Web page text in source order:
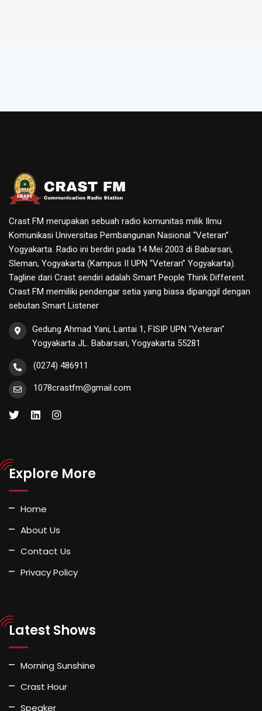
Crast FM merupakan sebuah radio komunitas milik Ilmu
Komunikasi Universitas Pembangunan Nasional “Veteran”
Yogyakarta. Radio ini berdiri pada 14 Mei 2003 di Babarsari,
Sleman, Yogyakarta (Kampus II UPN “Veteran” Yogyakarta).
Tagline dari Crast sendiri adalah Smart People Think Different.
Crast FM memiliki pendengar setia yang biasa dipanggil dengan
sebutan Smart Listener
Gedung Ahmad Yani, Lantai 1, FISIP UPN "Veteran"
Yogyakarta JL. Babarsari, Yogyakarta 55281
(0274) 486911
1078crastfm@gmail.com
Explore More
Home
About Us
Contact Us
Privacy Policy
Latest Shows
Morning Sunshine
Crast Hour
Speaker